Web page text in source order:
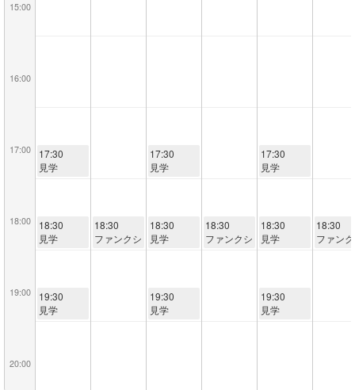
15:00
16:00
17:00
18:00
19:00
20:00
17:30
見学
18:30
見学
19:30
見学
18:30
ファンクシ
17:30
見学
18:30
見学
19:30
見学
18:30
ファンクシ
17:30
見学
18:30
見学
19:30
見学
18:30
ファン